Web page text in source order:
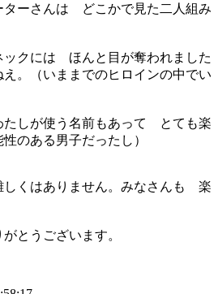
ターさんは どこかで見た二人組み
ックには ほんと目が奪われました
。（いままでのヒロインの中でい
しが使う名前もあって とても楽
のある男子だったし）
くはありません。みなさんも 楽
とうございます。